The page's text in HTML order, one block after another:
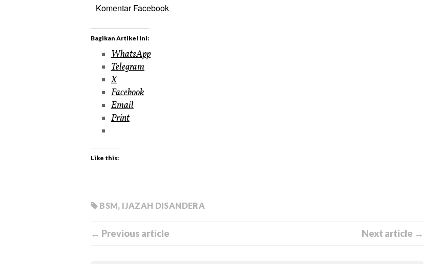
Komentar Facebook
Bagikan Artikel Ini:
WhatsApp
Telegram
X
Facebook
Email
Print
Like this:
BSM, IJAZAH DISANDERA
← Previous article Next article →